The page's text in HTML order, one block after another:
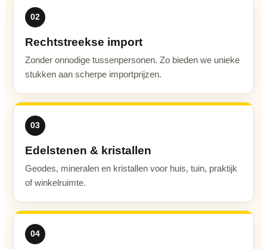
02
Rechtstreekse import
Zonder onnodige tussenpersonen. Zo bieden we unieke
stukken aan scherpe importprijzen.
03
Edelstenen & kristallen
Geodes, mineralen en kristallen voor huis, tuin, praktijk
of winkelruimte.
04